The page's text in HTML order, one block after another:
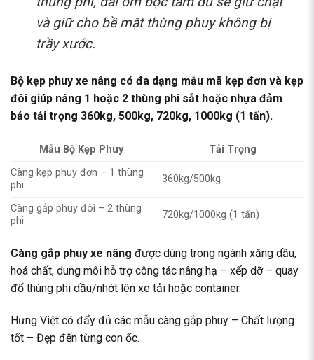
và giữ cho bề mặt thùng phuy không bị
trầy xước.
Bộ kẹp phuy xe nâng có đa dạng mẫu mã kẹp đơn và kẹp
đôi giúp nâng 1 hoặc 2 thùng phi sắt hoặc nhựa đảm
bảo tải trọng 360kg, 500kg, 720kg, 1000kg (1 tấn).
Mẫu Bộ Kẹp Phuy
Tải Trọng
Càng kẹp phuy đơn – 1 thùng
phi
360kg/500kg
Càng gắp phuy đôi – 2 thùng
phi
720kg/1000kg (1 tấn)
Càng gắp phuy xe nâng được dùng trong ngành xăng dầu,
hoá chất, dung môi hỗ trợ công tác nâng hạ – xếp dỡ – quay
đổ thùng phi dầu/nhớt lên xe tải hoặc container.
Hưng Việt có đẩy đủ các mẫu càng gắp phuy – Chất lượng
tốt – Đẹp đến từng con ốc.